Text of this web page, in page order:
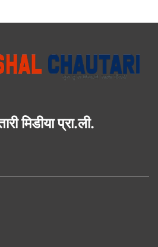
मिडीया प्रा.ली.